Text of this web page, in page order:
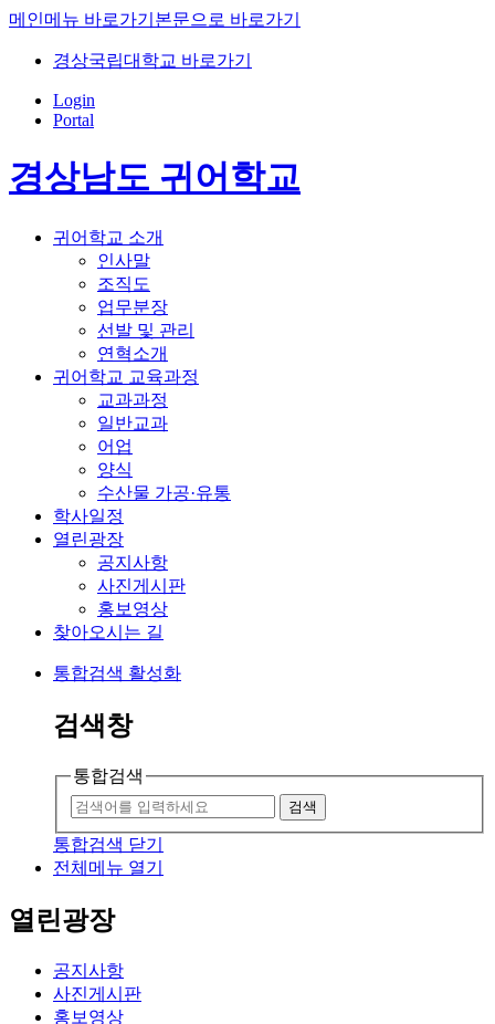
메인메뉴 바로가기 본문으로 바로가기
경상국립대학교 바로가기
Login
Portal
경상남도 귀어학교
귀어학교 소개
인사말
조직도
업무분장
선발 및 관리
연혁소개
귀어학교 교육과정
교과과정
일반교과
어업
양식
수산물 가공·유통
학사일정
열린광장
공지사항
사진게시판
홍보영상
찾아오시는 길
통합검색 활성화
검색창
통합검색
검색
통합검색 닫기
전체메뉴 열기
열린광장
공지사항
사진게시판
홍보영상